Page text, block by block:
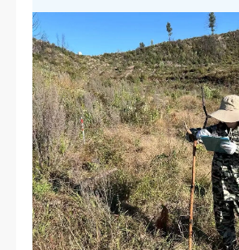
节柴灶大赛
关于我们